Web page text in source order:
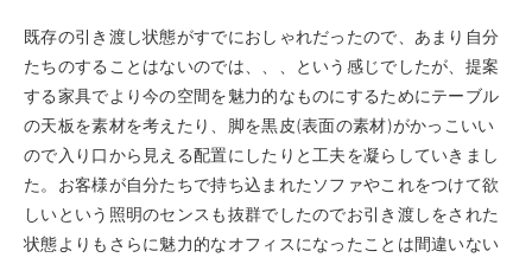
既存の引き渡し状態がすでにおしゃれだったので、あまり自分
たちのすることはないのでは、、、という感じでしたが、提案
する家具でより今の空間を魅力的なものにするためにテーブル
の天板を素材を考えたり、脚を黒皮(表面の素材)がかっこいい
ので入り口から見える配置にしたりと工夫を凝らしていきまし
た。お客様が自分たちで持ち込まれたソファやこれをつけて欲
しいという照明のセンスも抜群でしたのでお引き渡しをされた
状態よりもさらに魅力的なオフィスになったことは間違いない